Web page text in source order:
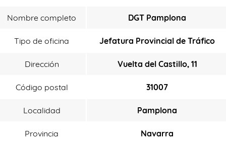
Nombre completo DGT Pamplona
Tipo de oficina Jefatura Provincial de Tráfico
Dirección Vuelta del Castillo, 11
Código postal 31007
Localidad Pamplona
Provincia Navarra